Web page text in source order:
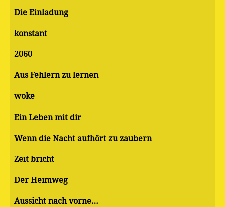
Die Einladung
konstant
2060
Aus Fehlern zu lernen
woke
Ein Leben mit dir
Wenn die Nacht aufhört zu zaubern
Zeit bricht
Der Heimweg
Aussicht nach vorne…